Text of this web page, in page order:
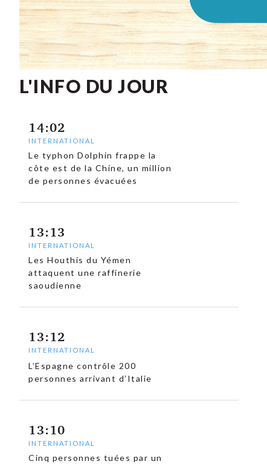
L'INFO DU JOUR
14:02
INTERNATIONAL
Le typhon Dolphin frappe la
côte est de la Chine, un million
de personnes évacuées
13:13
INTERNATIONAL
Les Houthis du Yémen
attaquent une raffinerie
saoudienne
13:12
INTERNATIONAL
L’Espagne contrôle 200
personnes arrivant d’Italie
13:10
INTERNATIONAL
Cinq personnes tuées par un